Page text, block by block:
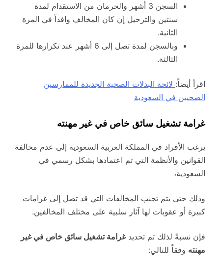
السجن 3 أشهر والحرمان من الاستقدام لمدة
سنتين والترحيل إن كان المخالف وافداً في المرة
الثانية.
وبالسجن لمدة تصل إلى 6 أشهر عند تكرارها للمرة
الثالثة.
اقرأ أيضاً: لائحة البدلات الصحية الجديدة للممارسين
الصحيين في السعودية
غرامة تشغيل سائق خاص في غير مهنته
يرغب الأفراد في المملكة العربية السعودية إلى عدم مخالفة
القوانين والأنظمة التي تم اعتمادها بشكل رسمي في
السعودية،
وذلك حتى يتم تجنب المخالفات التي قد تصل إلى غرامات
كبيرة أو عقوبات لها آثار سلبية على مختلف المخالفين.
فإن نسبةً لذلك تم تحديدغرامة تشغيل سائق خاص في غير
مهنته وفقاً للتالي: